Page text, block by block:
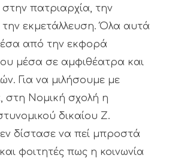
πατριαρχία, την
την εκμετάλλευση. Όλα αυτά
από την εκφορά
μέσα σε αμφιθέατρα και
Για να μιλήσουμε με
στη Νομική σχολή η
δικαίου Ζ.
δίστασε να πεί μπροστά
φοιτητές πως η κοινωνία